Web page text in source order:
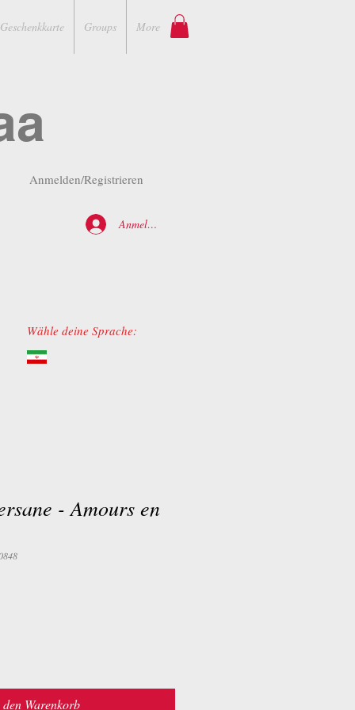
Geschenkkarte Groups More
Anmelden/Registrieren
Anmelden
Wähle deine Sprache:
- Amours en
den Warenkorb